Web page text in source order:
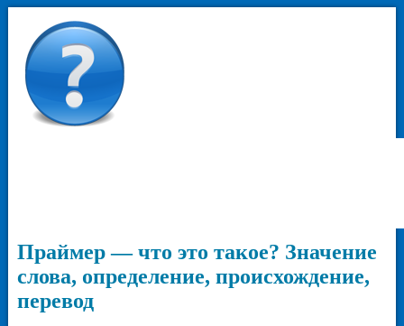
Праймер — что это такое? Значение
слова, определение, происхождение,
перевод